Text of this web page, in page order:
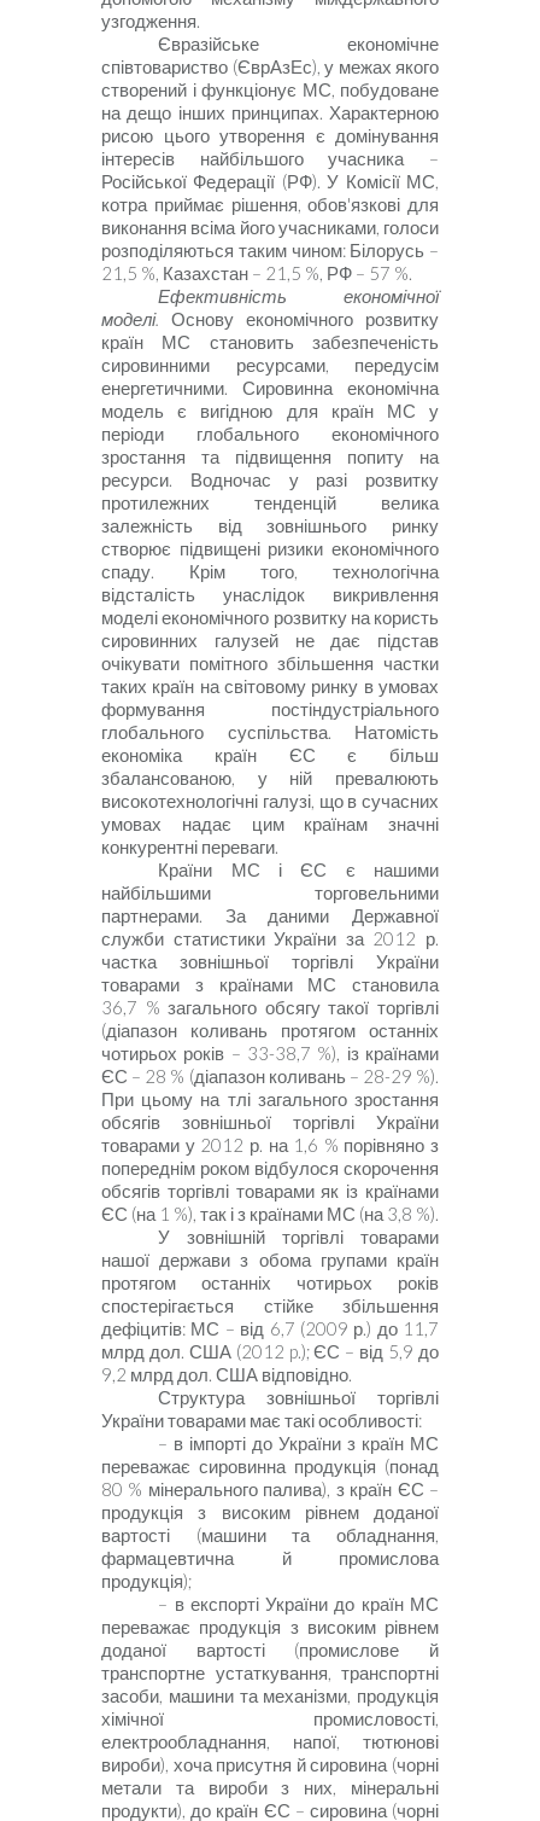
узгодження.
Євразійське економічне
співтовариство (ЄврАзЕс), у межах якого
створений і функціонує МС, побудоване
на дещо інших принципах. Характерною
рисою цього утворення є домінування
інтересів найбільшого учасника –
Російської Федерації (РФ).У Комісії МС,
котра приймає рішення, обов'язкові для
виконання всіма його учасниками, голоси
розподіляються таким чином: Білорусь –
21,5 %, Казахстан – 21,5 %, РФ – 57 %.
Ефективність економічної
моделі. Основу економічного розвитку
країн МС становить забезпеченість
сировинними ресурсами, передусім
енергетичними. Сировинна економічна
модель є вигідною для країн МС у
періоди глобального економічного
зростання та підвищення попиту на
ресурси. Водночас у разі розвитку
протилежних тенденцій велика
залежність від зовнішнього ринку
створює підвищені ризики економічного
спаду. Крім того, технологічна
відсталість унаслідок викривлення
моделі економічного розвитку на користь
сировинних галузей не дає підстав
очікувати помітного збільшення частки
таких країн на світовому ринку в умовах
формування постіндустріального
глобального суспільства. Натомість
економіка країн ЄС є більш
збалансованою, у ній превалюють
високотехнологічні галузі, що в сучасних
умовах надає цим країнам значні
конкурентні переваги.
Країни МС і ЄС є нашими
найбільшими торговельними
партнерами. За даними Державної
служби статистики України за 2012 р.
частка зовнішньої торгівлі України
товарами з країнами МС становила
36,7 % загального обсягу такої торгівлі
(діапазон коливань протягом останніх
чотирьох років – 33-38,7 %), із країнами
ЄС – 28 % (діапазон коливань – 28-29 %).
При цьо­му на тлі загального зростання
обсягів зовнішньої торгівлі України
товарами у 2012 р. на 1,6 % порівняно з
попереднім роком відбулося скорочення
обсягів торгівлі товарами як із країнами
ЄС (на 1 %), так і з країнами МС (на 3,8 %).
У зовнішній торгівлі товарами
нашої держави з обома групами країн
протягом останніх чотирьох років
спостерігається стійке збільшення
дефіцитів: МС – від 6,7 (2009 р.) до 11,7
млрд дол. США (2012 p.);ЄС – від 5,9 до
9,2 млрд дол. США відповідно.
Структуразовнішньої торгівлі
України товарами має такі особливості:
– в імпорті до України з країн МС
переважає сировинна продукція (понад
80 % мінерального палива), з країн ЄС –
продукція з високим рівнем доданої
вартості (машини та обладнання,
фармацевтична й промислова
продукція);
– в експорті України до країн МС
переважає продукція з високим рівнем
доданої вартості (промислове й
транспортне устаткування, транспортні
засоби, машини та механізми, продукція
хімічної промисловості,
електрообладнання, напої, тютюнові
вироби), хоча присутня й сировина (чорні
метали та вироби з них, мінеральні
продукти), до країн ЄС – сировина (чорні